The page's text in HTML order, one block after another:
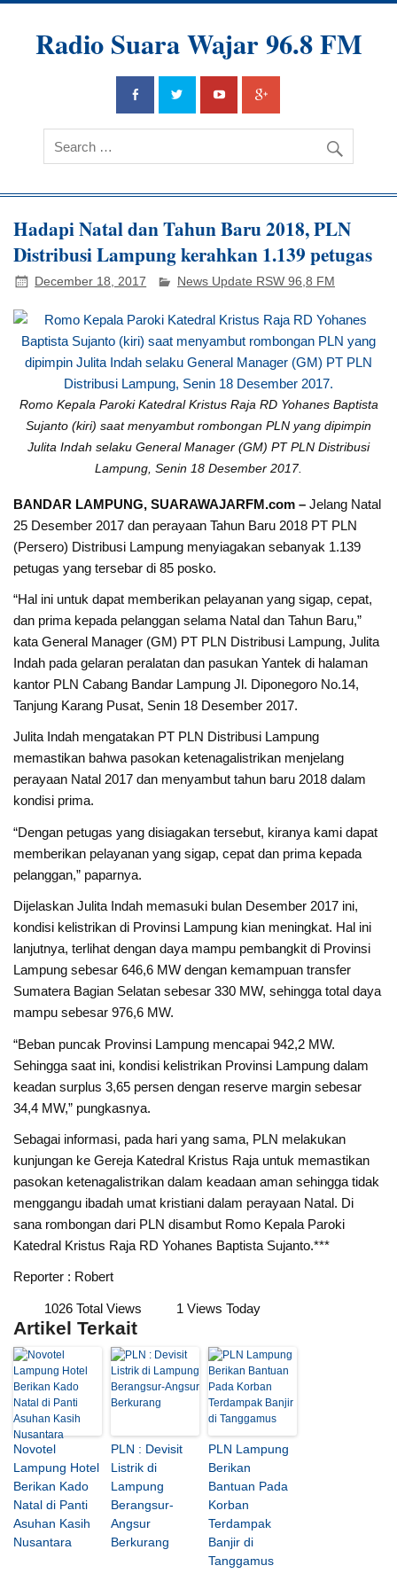
Radio Suara Wajar 96.8 FM
Hadapi Natal dan Tahun Baru 2018, PLN
Distribusi Lampung kerahkan 1.139 petugas
December 18, 2017 News Update RSW 96,8 FM
Romo Kepala Paroki Katedral Kristus Raja RD Yohanes Baptista
Sujanto (kiri) saat menyambut rombongan PLN yang dipimpin
Julita Indah selaku General Manager (GM) PT PLN Distribusi
Lampung, Senin 18 Desember 2017.
BANDAR LAMPUNG, SUARAWAJARFM.com –Jelang Natal
25 Desember 2017 dan perayaan Tahun Baru 2018 PT PLN
(Persero) Distribusi Lampung menyiagakan sebanyak 1.139
petugas yang tersebar di 85 posko.
“Hal ini untuk dapat memberikan pelayanan yang sigap, cepat,
dan prima kepada pelanggan selama Natal dan Tahun Baru,”
kata General Manager (GM) PT PLN Distribusi Lampung, Julita
Indah pada gelaran peralatan dan pasukan Yantek di halaman
kantor PLN Cabang Bandar Lampung Jl. Diponegoro No.14,
Tanjung Karang Pusat, Senin 18 Desember 2017.
Julita Indah mengatakan PT PLN Distribusi Lampung
memastikan bahwa pasokan ketenagalistrikan menjelang
perayaan Natal 2017 dan menyambut tahun baru 2018 dalam
kondisi prima.
“Dengan petugas yang disiagakan tersebut, kiranya kami dapat
memberikan pelayanan yang sigap, cepat dan prima kepada
pelanggan,” paparnya.
Dijelaskan Julita Indah memasuki bulan Desember 2017 ini,
kondisi kelistrikan di Provinsi Lampung kian meningkat. Hal ini
lanjutnya, terlihat dengan daya mampu pembangkit di Provinsi
Lampung sebesar 646,6 MW dengan kemampuan transfer
Sumatera Bagian Selatan sebesar 330 MW, sehingga total daya
mampu sebesar 976,6 MW.
“Beban puncak Provinsi Lampung mencapai 942,2 MW.
Sehingga saat ini, kondisi kelistrikan Provinsi Lampung dalam
keadan surplus 3,65 persen dengan reserve margin sebesar
34,4 MW,” pungkasnya.
Sebagai informasi, pada hari yang sama, PLN melakukan
kunjungan ke Gereja Katedral Kristus Raja untuk memastikan
pasokan ketenagalistrikan dalam keadaan aman sehingga tidak
menggangu ibadah umat kristiani dalam perayaan Natal. Di
sana rombongan dari PLN disambut Romo Kepala Paroki
Katedral Kristus Raja RD Yohanes Baptista Sujanto.***
Reporter : Robert
1026 Total Views 1 Views Today
Artikel Terkait
Novotel
Lampung Hotel
Berikan Kado
Natal di Panti
Asuhan Kasih
Nusantara
PLN : Devisit
Listrik di
Lampung
Berangsur-
Angsur
Berkurang
PLN Lampung
Berikan
Bantuan Pada
Korban
Terdampak
Banjir di
Tanggamus